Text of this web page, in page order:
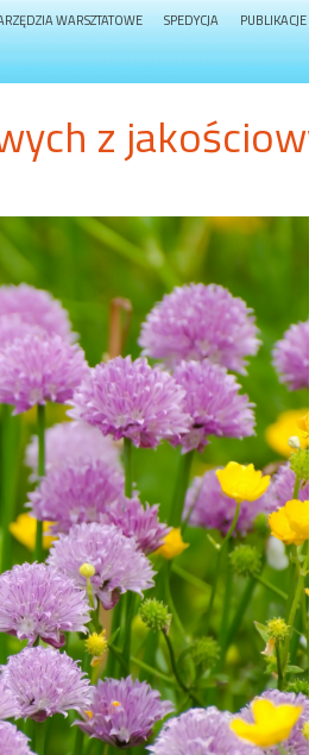
WARSZTATOWE SPEDYCJA PUBLIKACJE
z